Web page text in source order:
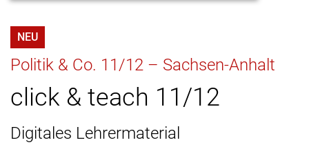
NEU
Politik & Co. 11/12 – Sachsen-Anhalt
click & teach 11/12
Digitales Lehrermaterial